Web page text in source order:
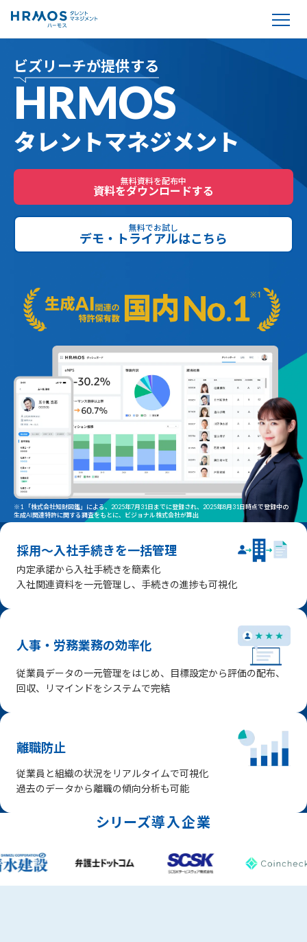
ビズリーチが提供する
HRMOS
タレントマネジメント
無料資料を配布中
資料をダウンロードする
無料でお試し
デモ・トライアルはこちら
※1 「株式会社知財図鑑」による、2025年7月31日までに登録され、2025年8月31日時点で登録中の
生成AI関連特許に関する調査をもとに、ビジョナル株式会社が算出
採用〜入社手続きを一括管理
内定承諾から入社手続きを簡素化
入社関連資料を一元管理し、手続きの進捗も可視化
人事・労務業務の効率化
従業員データの一元管理をはじめ、目標設定から評価の配布、
回収、リマインドをシステムで完結
離職防止
従業員と組織の状況をリアルタイムで可視化
過去のデータから離職の傾向分析も可能
シリーズ導入企業